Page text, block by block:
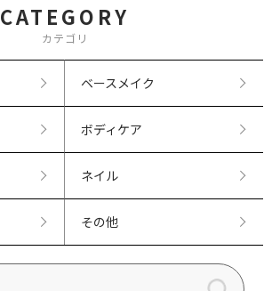
CATEGORY
カテゴリ
ベースメイク
ボディケア
ネイル
その他